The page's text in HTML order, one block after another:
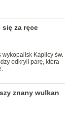
za ręce
wykopalisk Kaplicy św.
odkryli parę, która
znany wulkan